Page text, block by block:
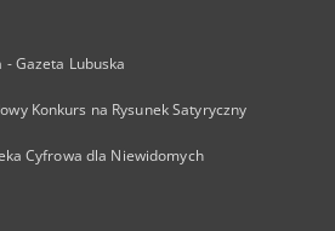
Gazeta Lubuska
Konkurs na Rysunek Satyryczny
Cyfrowa dla Niewidomych